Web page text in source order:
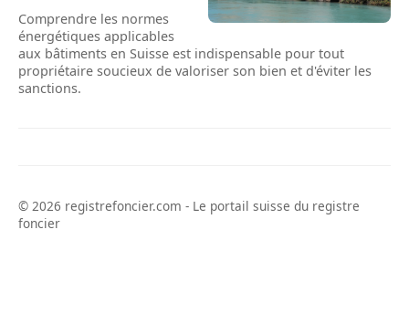
Comprendre les normes
énergétiques applicables
aux bâtiments en Suisse est indispensable pour tout
propriétaire soucieux de valoriser son bien et d'éviter les
sanctions.
© 2026 registrefoncier.com - Le portail suisse du registre
foncier